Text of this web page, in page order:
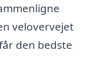
velovervejet
den bedste